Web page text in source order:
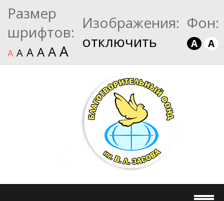
Размер
шрифтов:
A A A A AA
Изображения:
отключить
Фон:
A A